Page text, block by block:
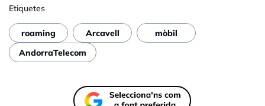
Etiquetes
roaming Arcavell
mòbil
AndorraTelecom